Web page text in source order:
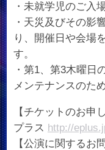
・未就学児のご入
・天災及びその影
り、開催日や会場
す。
・第1、第3木曜日
メンテナンスのた
【チケットのお
プラス http://
【公演に関する